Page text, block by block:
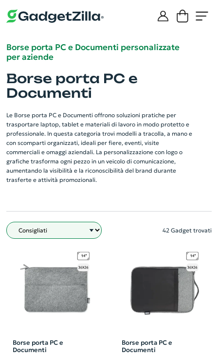
Borse porta PC e Documenti personalizzate
per aziende
Borse porta PC e
Documenti
Le Borse porta PC e Documenti offrono soluzioni pratiche per
trasportare laptop, tablet e materiali di lavoro in modo protetto e
professionale. In questa categoria trovi modelli a tracolla, a mano e
con scomparti organizzati, ideali per fiere, eventi, visite
commerciali e omaggi aziendali. La personalizzazione con logo o
grafiche trasforma ogni pezzo in un veicolo di comunicazione,
aumentando la visibilità e la riconoscibilità del brand durante
trasferte e attività promozionali.
Filtro 42 Gadget trovati
Borse porta PC e
Documenti
Borse porta PC e
Documenti